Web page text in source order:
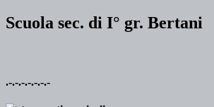
Scuola sec. di I° gr. Bertani
.-.-.-.-.-.-.-